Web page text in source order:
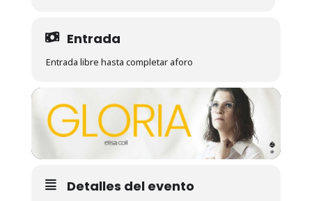
Entrada
Entrada libre hasta completar aforo
Detalles del evento